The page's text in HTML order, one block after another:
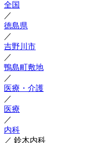
全国
／
徳島県
／
吉野川市
／
鴨島町敷地
／
医療・介護
／
医療
／
内科
／ 鈴木内科